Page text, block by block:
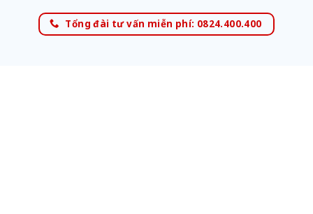
Tổng đài tư vấn miễn phí: 0824.400.400